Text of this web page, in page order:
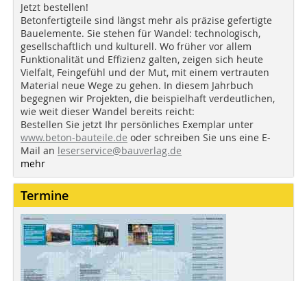
Jetzt bestellen!
Betonfertigteile sind längst mehr als präzise gefertigte
Bauelemente. Sie stehen für Wandel: technologisch,
gesellschaftlich und kulturell. Wo früher vor allem
Funktionalität und Effizienz galten, zeigen sich heute
Vielfalt, Feingefühl und der Mut, mit einem vertrauten
Material neue Wege zu gehen. In diesem Jahrbuch
begegnen wir Projekten, die beispielhaft verdeutlichen,
wie weit dieser Wandel bereits reicht:
Bestellen Sie jetzt Ihr persönliches Exemplar unter
www.beton-bauteile.de oder schreiben Sie uns eine E-
Mail an leserservice@bauverlag.de
mehr
Termine